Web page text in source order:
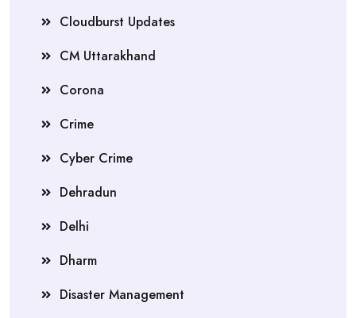
Cloudburst Updates
CM Uttarakhand
Corona
Crime
Cyber Crime
Dehradun
Delhi
Dharm
Disaster Management